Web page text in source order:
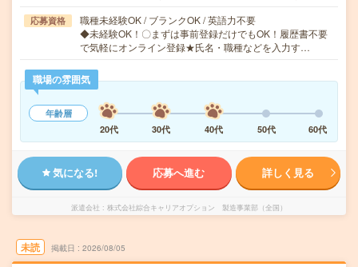
応募資格
職種未経験OK / ブランクOK / 英語力不要
◆未経験OK！〇まずは事前登録だけでもOK！履歴書不要
で気軽にオンライン登録★氏名・職種などを入力す…
職場の雰囲気
年齢層
20代
30代 40代 50代 60代
気になる! 応募へ進む 詳しく見る
派遣会社 株式会社綜合キャリアオプション 製造事業部（全国）
未読 掲載日 2026/08/05